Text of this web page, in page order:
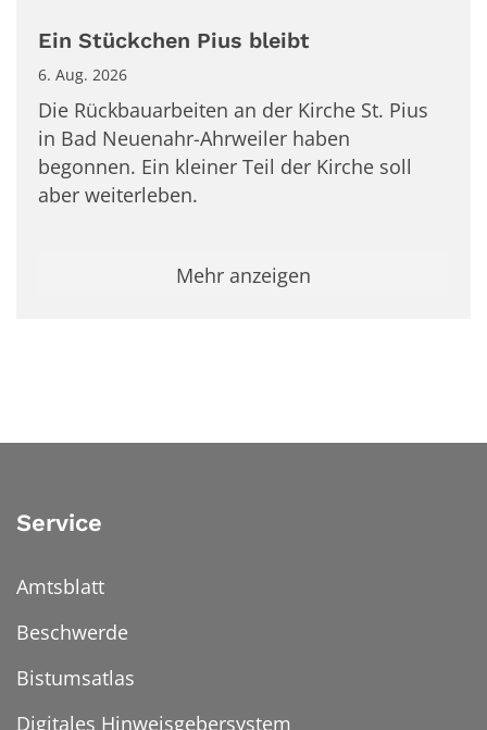
Ein Stückchen Pius bleibt
6. Aug. 2026
Die Rückbauarbeiten an der Kirche St. Pius
in Bad Neuenahr-Ahrweiler haben
begonnen. Ein kleiner Teil der Kirche soll
aber weiterleben.
Mehr anzeigen
Service
Amtsblatt
Beschwerde
Bistumsatlas
Digitales Hinweisgebersystem